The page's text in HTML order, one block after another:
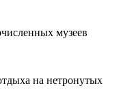
музеев
на нетронутых